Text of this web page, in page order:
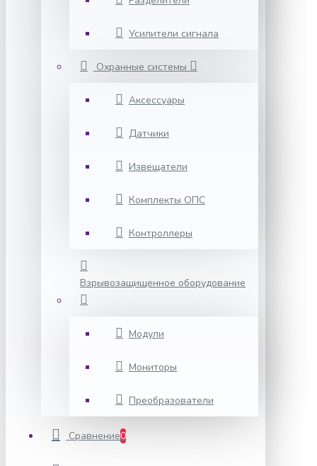
Усилители сигнала
Охранные системы
Аксессуары
Датчики
Извещатели
Комплекты ОПС
Контроллеры
Взрывозащищенное оборудование
Модули
Мониторы
Преобразователи
Сравнение0